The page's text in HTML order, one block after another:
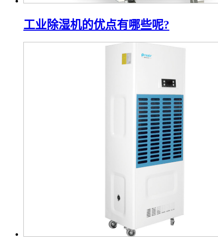
工业除湿机的优点有哪些呢?